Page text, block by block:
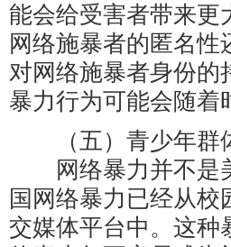
能会给受害者带来更
网络施暴者的匿名
对网络施暴者身份的
暴力行为可能会随着
（五）青少年群
网络暴力并不是美
国网络暴力已经从
交媒体平台中。这种